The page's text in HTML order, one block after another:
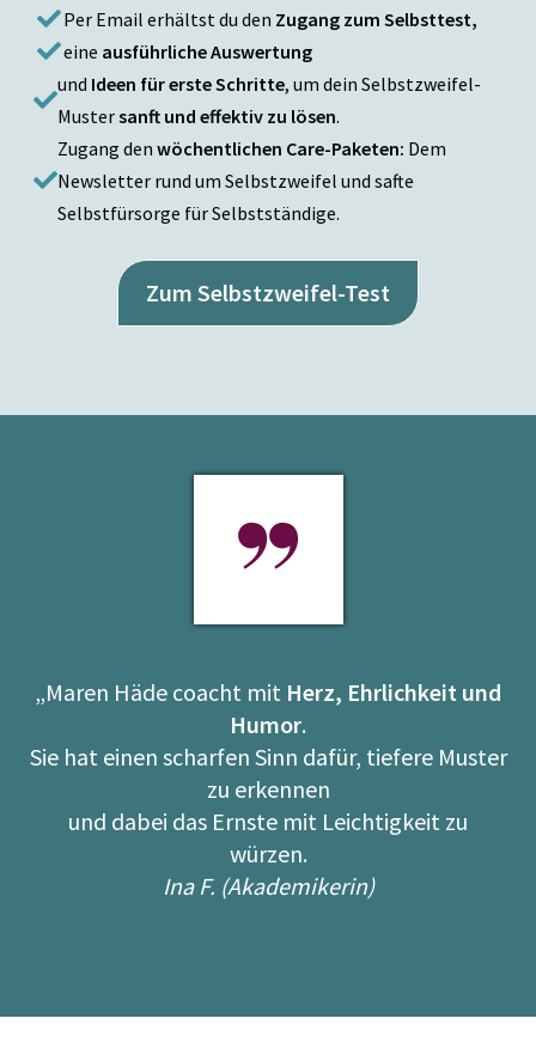
Per Email erhältst du den Zugang zum Selbsttest,
eine ausführliche Auswertung
und Ideen für erste Schritte, um dein Selbstzweifel-
Mustersanft und effektiv zu lösen.
Zugang denwöchentlichen Care-Paketen: Dem
Newsletter rund um Selbstzweifel und safte
Selbstfürsorge für Selbstständige.
Zum Selbstzweifel-Test
„Maren Häde coacht mit Herz, Ehrlichkeit und
Humor.
Sie hat einen scharfen Sinn dafür, tiefere Muster
zu erkennen
und dabei das Ernste mit Leichtigkeit zu
würzen.
Ina F. (Akademikerin)